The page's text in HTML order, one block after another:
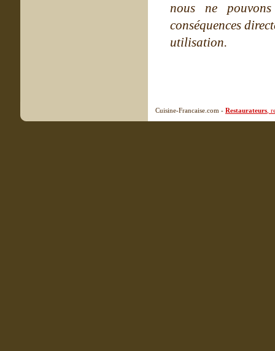
nous ne
conséquences
utilisation.
Cuisine-Francaise.com - Restaurateurs ,